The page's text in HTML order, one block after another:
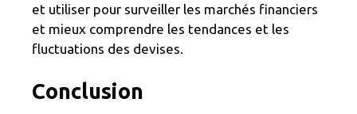
et utiliser pour surveiller les marchés financiers
et mieux comprendre les tendances et les
fluctuations des devises.
Conclusion